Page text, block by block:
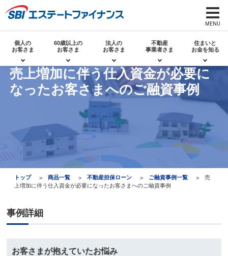
個人の
お客さま
60歳以上の
お客さま
法人の
お客さま
不動産
事業者さま
住まいと
お金を知る
売上増加に伴う仕入資金が必要に
なったお客さまへのご融資事例
トップ 商品一覧 不動産担保ローン ご融資事例一覧
売
上増加に伴う仕入資金が必要になったお客さまへのご融資事例
事例詳細
お客さまが抱えていたお悩み